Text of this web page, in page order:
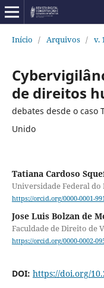
Início / Arquivos / v.
de direitos
debates desde o caso
Unido
Tatiana Cardoso
Universidade Federal do
https://orcid.org/0000-0001-
Jose Luis Bolzan de
Faculdade de Direito de
https://orcid.org/0000-0002-
DOI: https://doi.org/